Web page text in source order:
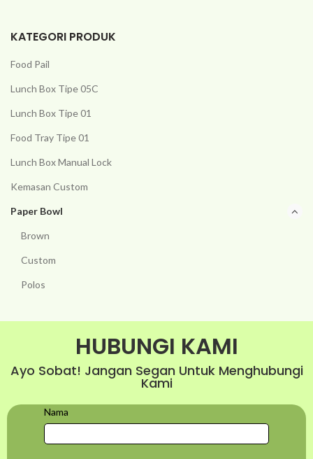
KATEGORI PRODUK
Food Pail
Lunch Box Tipe 05C
Lunch Box Tipe 01
Food Tray Tipe 01
Lunch Box Manual Lock
Kemasan Custom
Paper Bowl
Brown
Custom
Polos
HUBUNGI KAMI
Ayo Sobat! Jangan Segan Untuk Menghubungi
Kami
Nama